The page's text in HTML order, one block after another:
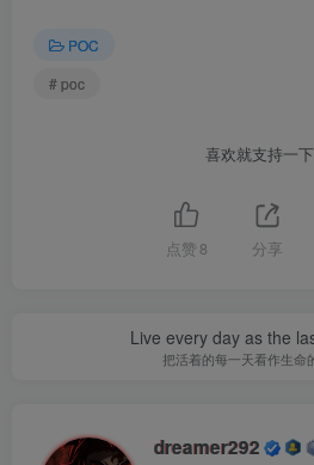
POC
# poc
喜欢就支持一
点赞 8 分享
Live every day as the
把活着的每一天看作生命
dreamer292